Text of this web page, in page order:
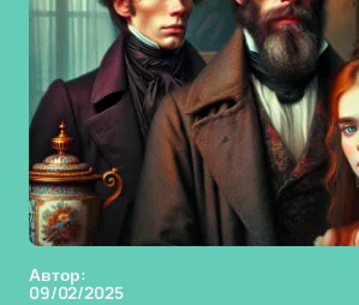
Автор:
09/02/2025